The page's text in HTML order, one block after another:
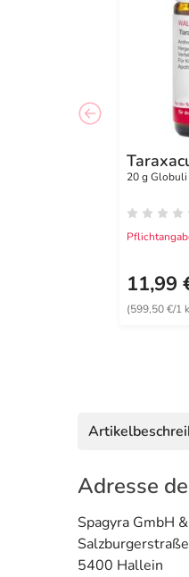
20 g Globuli
11,99
(599,50 €/1
Adresse
Spagyra GmbH
5400 Hallein